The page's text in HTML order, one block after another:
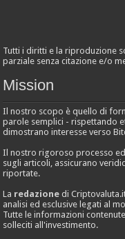
Tutti i diritti e la riproduzione
parziale senza citazione e/o
Mission
Il nostro scopo è quello di
parole semplici - rispettando
dimostrano interesse verso
Il nostro rigoroso processo
sugli articoli, assicurano
riportate.
La redazione di
analisi ed esclusive legati al
Tutte le informazioni
solleciti all'investimento.